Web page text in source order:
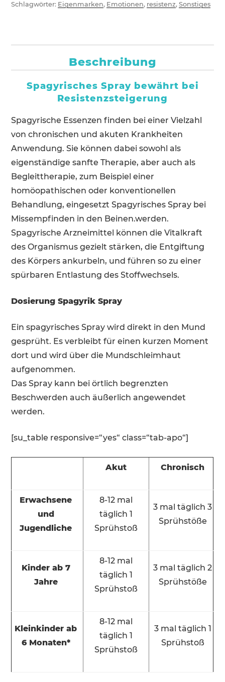
bei
30
Menge
Schlagwörter: Eigenmarken, Emotionen, resistenz,Sonstiges
Beschreibung
Spagyrisches Spray bewährt bei
Resistenzsteigerung
Spagyrische Essenzen finden bei einer Vielzahl
von chronischen und akuten Krankheiten
Anwendung. Sie können dabei sowohl als
eigenständige sanfte Therapie, aber auch als
Begleittherapie, zum Beispiel einer
homöopathischen oder konventionellen
Behandlung, eingesetztSpagyrisches Spray bei
Missempfinden in den Beinen.werden.
Spagyrische Arzneimittel können die Vitalkraft
des Organismus gezielt stärken, die Entgiftung
des Körpers ankurbeln, und führen so zu einer
spürbaren Entlastung des Stoffwechsels.
Dosierung Spagyrik Spray
Ein spagyrisches Spray wird direkt in den Mund
gesprüht. Es verbleibt für einen kurzen Moment
dort und wird über die Mundschleimhaut
aufgenommen.
Das Spray kann bei örtlich begrenzten
Beschwerden auch äußerlich angewendet
werden.
[su_table responsive=“yes“ class=“tab-apo“]
Akut Chronisch
Erwachsene
und
Jugendliche
8-12 mal
täglich 1
Sprühstoß
3 mal täglich 3
Sprühstöße
Kinder ab 7
Jahre
8-12 mal
täglich 1
Sprühstoß
3 mal täglich 2
Sprühstöße
Kleinkinder ab
6 Monaten*
8-12 mal
täglich 1
Sprühstoß
3 mal täglich 1
Sprühstoß